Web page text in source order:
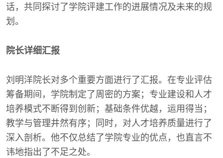
话，共同探讨了学院评建工作的进展情况及未来的规
划。
院长详细汇报
刘明洋院长对多个重要方面进行了汇报。在专业评估
筹备期间，学院制定了周密的方案；专业建设和人才
培养模式不断得到创新；基础条件优越，运用得当；
教学与管理井然有序；同时，对人才培养质量进行了
深入剖析。他不仅总结了学院专业的优点，也直言不
讳地指出了不足之处。